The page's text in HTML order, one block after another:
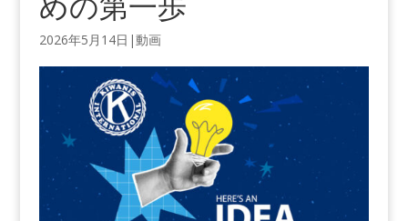
2026年5月14日 |動画